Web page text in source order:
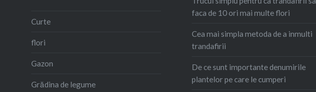
faca de 10 ori mai multe flori
Cea mai simpla metoda de a inmulti
trandafirii
De ce sunt importante denumirile
plantelor pe care le cumperi
Curte
flori
Gazon
Grădina de legume